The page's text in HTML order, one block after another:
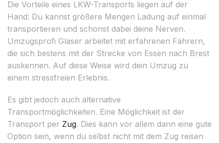
Die Vorteile eines LKW-Transports liegen auf der
Hand: Du kannst größere Mengen Ladung auf einmal
transportieren und schonst dabei deine Nerven.
Umzugsprofi Glaser arbeitet mit erfahrenen Fahrern,
die sich bestens mit der Strecke von Essen nach Brest
auskennen. Auf diese Weise wird dein Umzug zu
einem stressfreien Erlebnis.
Es gibt jedoch auch alternative
Transportmöglichkeiten. Eine Möglichkeit ist der
Transport per Zug. Dies kann vor allem dann eine gute
Option sein, wenn du selbst nicht mit dem Zug reisen